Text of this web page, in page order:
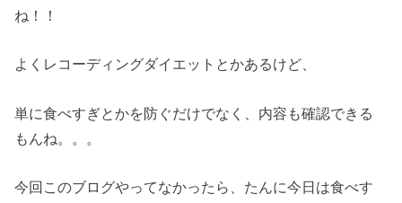
ね！！
よくレコーディングダイエットとかあるけど、
単に食べすぎとかを防ぐだけでなく、内容も確認できる
もんね。。。
今回このブログやってなかったら、たんに今日は食べす